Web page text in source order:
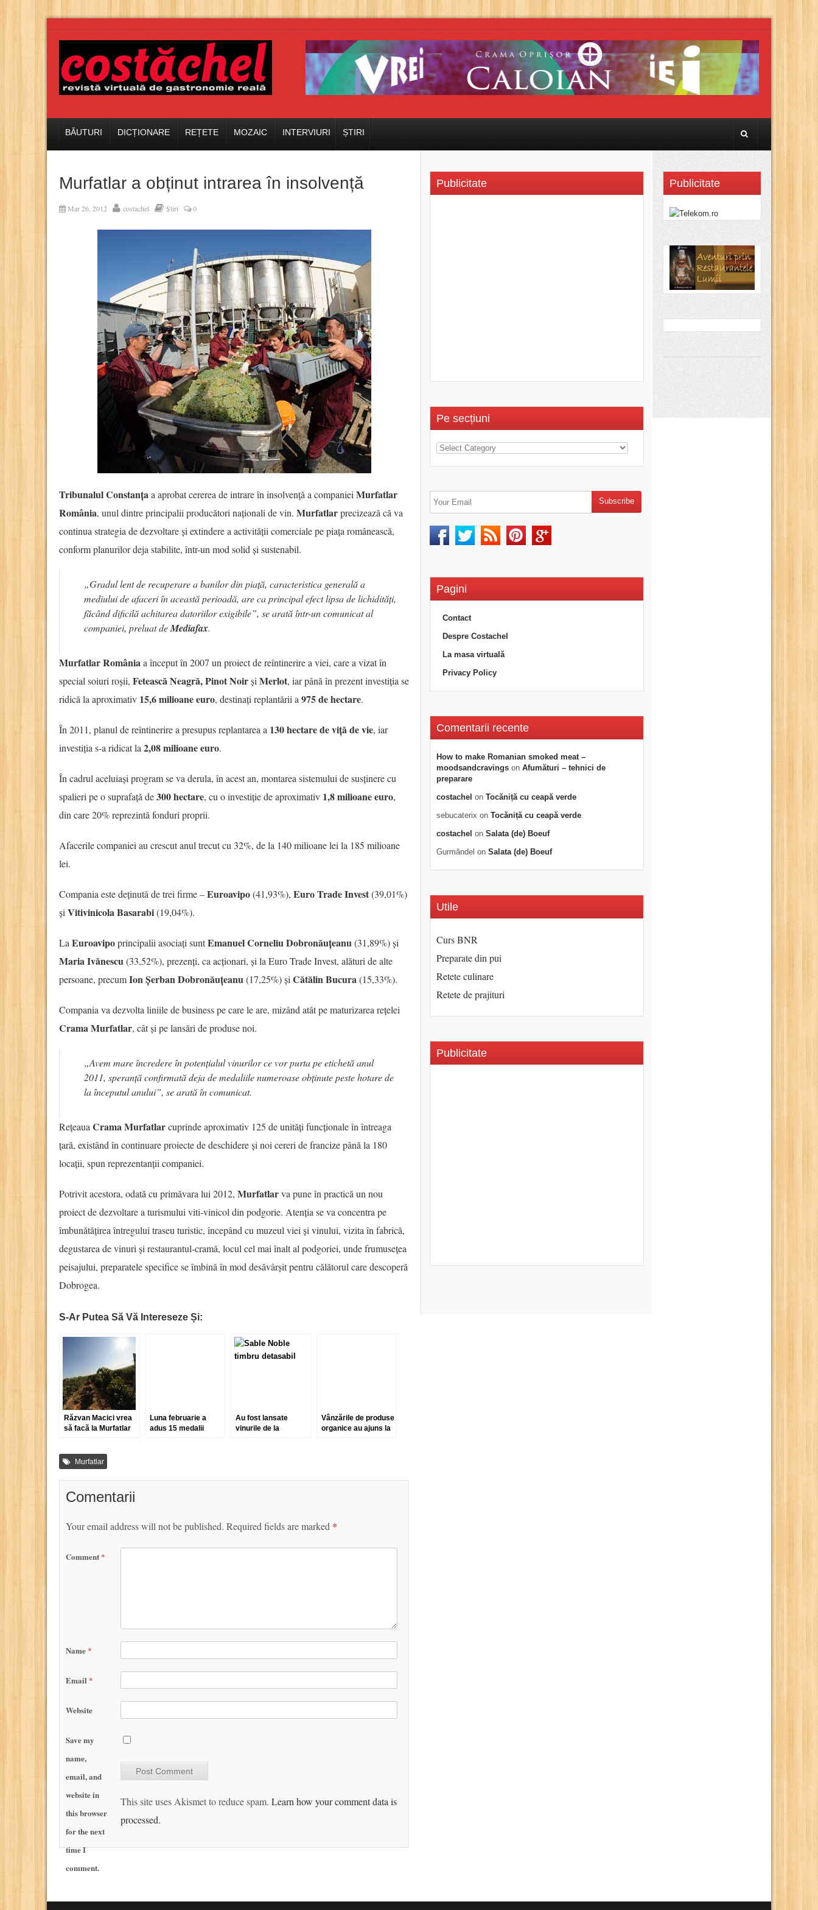
BĂUTURI DICȚIONARE REȚETE MOZAIC INTERVIURI ȘTIRI
Murfatlar a obținut intrarea în insolvență
Mar 26, 2012 costachel Știri 0
Tribunalul Constanțaa aprobat cererea de intrare în insolvență a companiei Murfatlar
România, unul dintre principalii producători naționali de vin. Murfatlarprecizează că va
continua strategia de dezvoltare și extindere a activității comerciale pe piața românească,
conform planurilor deja stabilite, într-un mod solid și sustenabil.
„Gradul lent de recuperare a banilor din piață, caracteristica generală a
mediului de afaceri în această perioadă, are ca principal efect lipsa de lichidități,
făcând dificilă achitarea datoriilor exigibile”, se arată într-un comunicat al
companiei, preluat deMediafax.
Murfatlar Româniaa început în 2007 un proiect de reîntinerire a viei, care a vizat în
special soiuri roșii, Fetească Neagră, Pinot Noirși Merlot, iar până în prezent investiția se
ridică la aproximativ 15,6 milioane euro, destinați replantării a 975 de hectare.
În 2011, planul de reîntinerire a presupus replantarea a 130 hectare de viță de vie, iar
investiția s-a ridicat la 2,08 milioane euro.
În cadrul aceluiași program se va derula, în acest an, montarea sistemului de susținere cu
spalieri pe o suprafață de300 hectare, cu o investiție de aproximativ 1,8 milioane euro,
din care 20% reprezintă fonduri proprii.
Afacerile companiei au crescut anul trecut cu 32%, de la 140 milioane lei la 185 milioane
lei.
Compania este deținută de trei firme –Euroavipo(41,93%), Euro Trade Invest(39,01%)
și Vitivinicola Basarabi(19,04%).
La Euroavipoprincipalii asociați suntEmanuel Corneliu Dobronăuțeanu(31,89%) și
Maria Ivănescu(33,52%), prezenți, ca acționari, și la Euro Trade Invest, alături de alte
persoane, precumIon Șerban Dobronăuțeanu(17,25%) și Cătălin Bucura(15,33%).
Compania va dezvolta liniile de business pe care le are, mizând atât pe maturizarea rețelei
Crama Murfatlar, cât și pe lansări de produse noi.
„Avem mare încredere în potențialul vinurilor ce vor purta pe etichetă anul
2011, speranță confirmată deja de medaliile numeroase obținute peste hotare de
la începutul anului”, se arată în comunicat.
Rețeaua Crama Murfatlarcuprinde aproximativ 125 de unități funcționale în întreaga
țară, existând în continuare proiecte de deschidere și noi cereri de francize până la 180
locații, spun reprezentanții companiei.
Potrivit acestora, odată cu primăvara lui 2012, Murfatlarva pune în practică un nou
proiect de dezvoltare a turismului viti-vinicol din podgorie. Atenția se va concentra pe
îmbunătățirea întregului traseu turistic, începând cu muzeul viei și vinului, vizita în fabrică,
degustarea de vinuri și restaurantul-cramă, locul cel mai înalt al podgoriei, unde frumusețea
peisajului, preparatele specifice se îmbină în mod desăvârșit pentru călătorul care descoperă
Dobrogea.
S-Ar Putea Să Vă Intereseze Și:
Răzvan Macici vrea
să facă la Murfatlar
Luna februarie a
adus 15 medalii
Au fost lansate
vinurile de la
Vânzările de produse
organice au ajuns la
Murfatlar
Comentarii
Your email address will not be published. Required fields are marked *
Comment *
Name *
Email *
Website
Save my
name,
email, and
website in
this browser
for the next
time I
comment.
This site uses Akismet to reduce spam. Learn how your comment data is
processed.
Publicitate
Pe secțiuni
Pagini
Contact
Despre Costachel
La masa virtuală
Privacy Policy
Comentarii recente
How to make Romanian smoked meat –
moodsandcravings on Afumături – tehnici de
preparare
costachel on Tocăniță cu ceapă verde
sebucaterix on Tocăniță cu ceapă verde
costachel on Salata (de) Boeuf
Gurmăndel on Salata (de) Boeuf
Utile
Curs BNR
Preparate din pui
Retete culinare
Retete de prajituri
Publicitate
Publicitate